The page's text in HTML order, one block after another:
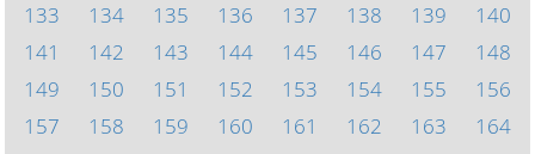
133
134 135 136 137 138 139
140
141
142 143 144 145 146 147
148
149
150 151 152 153 154 155
156
157
158 159 160 161 162 163
164